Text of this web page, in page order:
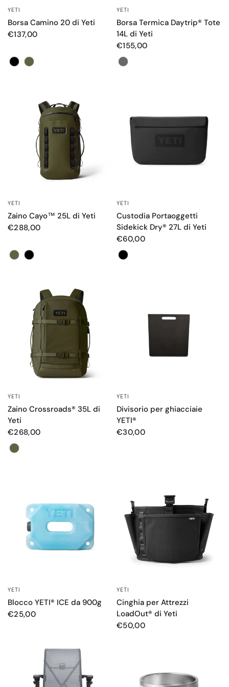
YETI
Borsa Camino 20 di Yeti
€137,00
Color
YETI
Borsa Termica Daytrip® Tote
14L di Yeti
€155,00
Color
YETI
Zaino Cayo™ 25L di Yeti
€288,00
Color
YETI
Custodia Portaoggetti
Sidekick Dry® 27L di Yeti
€60,00
Color
YETI
Zaino Crossroads® 35L di
Yeti
€268,00
Color
YETI
Divisorio per ghiacciaie
YETI®
€30,00
YETI
Blocco YETI® ICE da 900g
€25,00
YETI
Cinghia per Attrezzi
LoadOut® di Yeti
€50,00